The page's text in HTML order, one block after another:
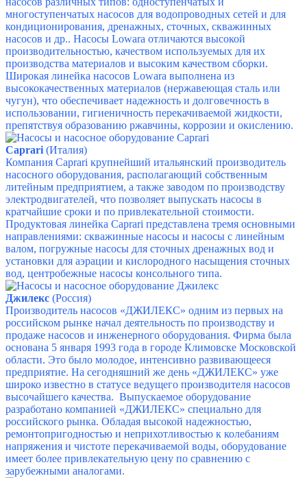
многоступенчатых насосов для водопроводных сетей и для
кондиционирования, дренажных, сточных, скважинных
насосов и др.. Насосы Lowara отличаются высокой
производительностью, качеством используемых для их
производства материалов и высоким качеством сборки.
Широкая линейка насосов Lowara выполнена из
высококачественных материалов (нержавеющая сталь или
чугун), что обеспечивает надежность и долговечность в
использовании, гигиеничность перекачиваемой жидкости,
препятствуя образованию ржавчины, коррозии и окислению.
Caprari(Италия)
Компания Caprari крупнейший итальянский производитель
насосного оборудования, располагающий собственным
литейным предприятием, а также заводом по производству
электродвигателей, что позволяет выпускать насосы в
кратчайшие сроки и по привлекательной стоимости.
Продуктовая линейка Caprari представлена тремя основными
направлениями: скважинные насосы и насосы с линейным
валом, погружные насосы для сточных дренажных вод и
установки для аэрации и кислородного насыщения сточных
вод, центробежные насосы консольного типа.
Джилекс (Россия)
Производитель насосов «ДЖИЛЕКС» одним из первых на
российском рынке начал деятельность по производству и
продаже насосов и инженерного оборудования. Фирма была
основана 5 января 1993 года в городе Климовске Московской
области. Это было молодое, интенсивно развивающееся
предприятие. На сегодняшний же день «ДЖИЛЕКС» уже
широко известно в статусе ведущего производителя насосов
высочайшего качества. Выпускаемое оборудование
разработано компанией «ДЖИЛЕКС» специально для
российского рынка. Обладая высокой надежностью,
ремонтопригодностью и неприхотливостью к колебаниям
напряжения и чистоте перекачиваемой воды, оборудование
имеет более привлекательную цену по сравнению с
зарубежными аналогами.